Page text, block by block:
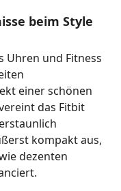
beim Style
Uhren und Fitness
einer schönen
das Fitbit
kompakt aus,
dezenten